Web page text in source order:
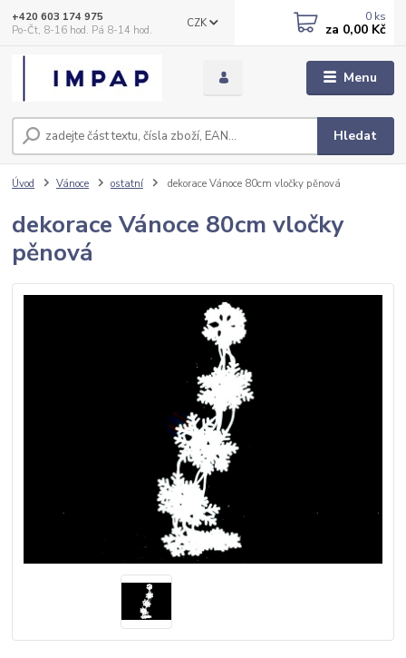
Menu
CZK
Hledat
+420 603 174 975
Po-Čt, 8-16 hod. Pá 8-14 hod.
0 ks
za 0,00 Kč
Úvod Vánoce ostatní dekorace Vánoce 80cm vločky pěnová
dekorace Vánoce 80cm vločky
pěnová